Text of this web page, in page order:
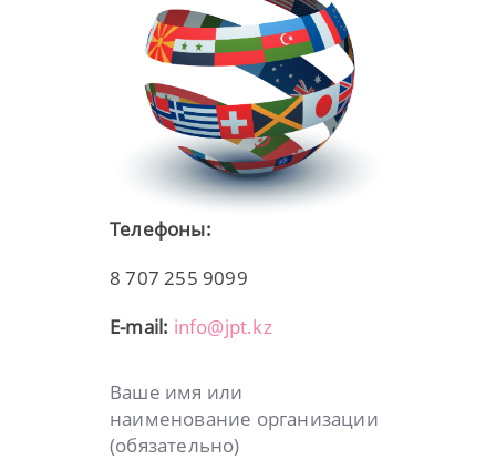
Телефоны:
8 707 255 9099
E-mail: info@jpt.kz
Ваше имя или
наименование организации
(обязательно)